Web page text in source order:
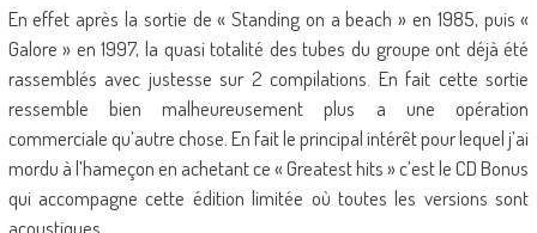
En effet après la sortie de « Standing on a beach » en 1985, puis «
Galore » en 1997, la quasi totalité des tubes du groupe ont déjà été
rassemblés avec justesse sur 2 compilations. En fait cette sortie
ressemble bien malheureusement plus a une opération
commerciale qu’autre chose. En fait le principal intérêt pour lequel j’ai
mordu à l’hameçon en achetant ce « Greatest hits » c’est le CD Bonus
qui accompagne cette édition limitée où toutes les versions sont
acoustiques.